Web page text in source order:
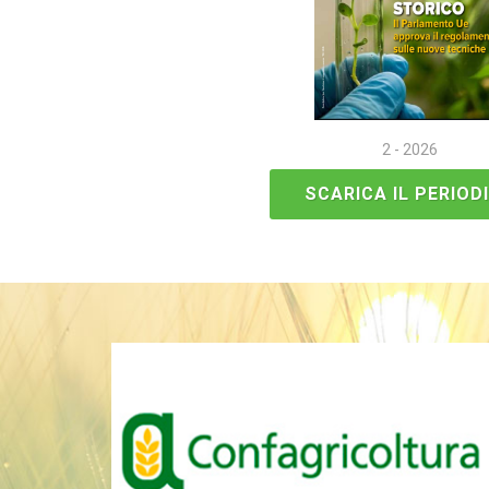
2 - 2026
SCARICA IL